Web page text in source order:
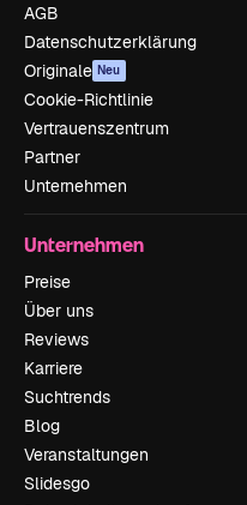
AGB
Datenschutzerklärung
Originale Neu
Cookie-Richtlinie
Vertrauenszentrum
Partner
Unternehmen
Unternehmen
Preise
Über uns
Reviews
Karriere
Suchtrends
Blog
Veranstaltungen
Slidesgo